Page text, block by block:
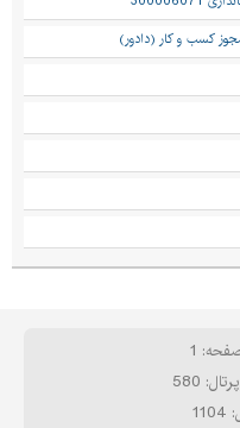
کسب و کار (دادور)
1
580